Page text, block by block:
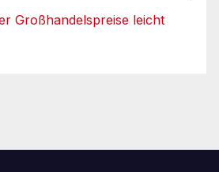
Großhandelspreise leicht